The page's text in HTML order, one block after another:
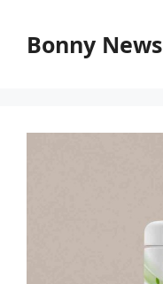
contenuto
Bonny News